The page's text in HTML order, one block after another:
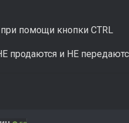
помощи кнопки CTRL
продаются и НЕ